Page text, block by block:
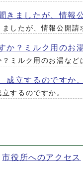
きましたが、情報
したが、情報公開請
か？ミルク用のお
ミルク用のお湯など
成立するのですか。
するのですか。
市役所へのアクセス